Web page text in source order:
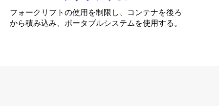
フォークリフトの使用を制限し、コンテナを後ろ
から積み込み、ポータブルシステムを使用する。